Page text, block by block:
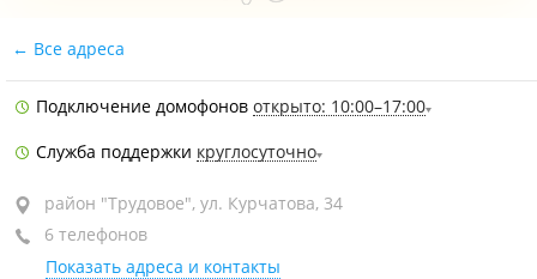
Все адреса
Подключение домофонов открыто: 10:00–17:00
Служба поддержки круглосуточно
район "Трудовое", ул. Курчатова, 34
6 телефонов
Показать адреса и контакты